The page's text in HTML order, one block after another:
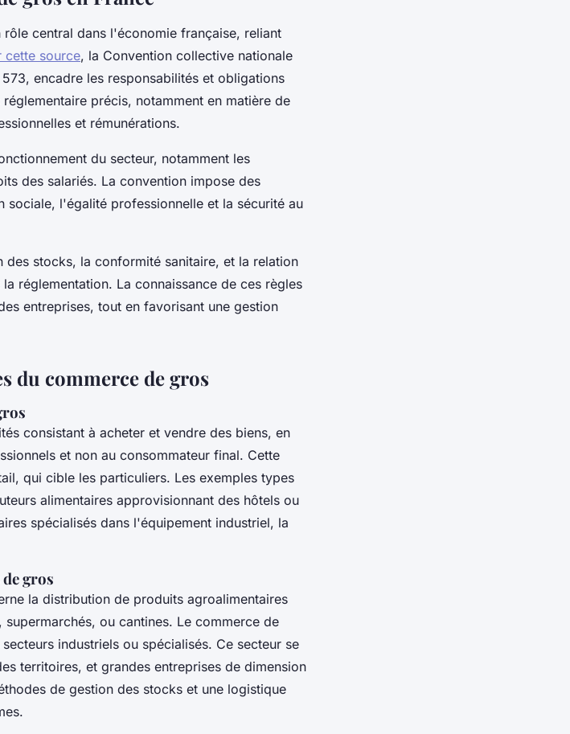
central dans l'économie française, reliant
cette source, la Convention collective nationale
encadre les responsabilités et obligations
précis, notamment en matière de
et rémunérations.
du secteur, notamment les
des salariés. La convention impose des
sociale, l'égalité professionnelle et la sécurité au
des stocks, la conformité sanitaire, et la relation
réglementation. La connaissance de ces règles
entreprises, tout en favorisant une gestion
du commerce de gros
consistant à acheter et vendre des biens, en
et non au consommateur final. Cette
qui cible les particuliers. Les exemples types
alimentaires approvisionnant des hôtels ou
spécialisés dans l'équipement industriel, la
gros
la distribution de produits agroalimentaires
ou cantines. Le commerce de
industriels ou spécialisés. Ce secteur se
territoires, et grandes entreprises de dimension
de gestion des stocks et une logistique